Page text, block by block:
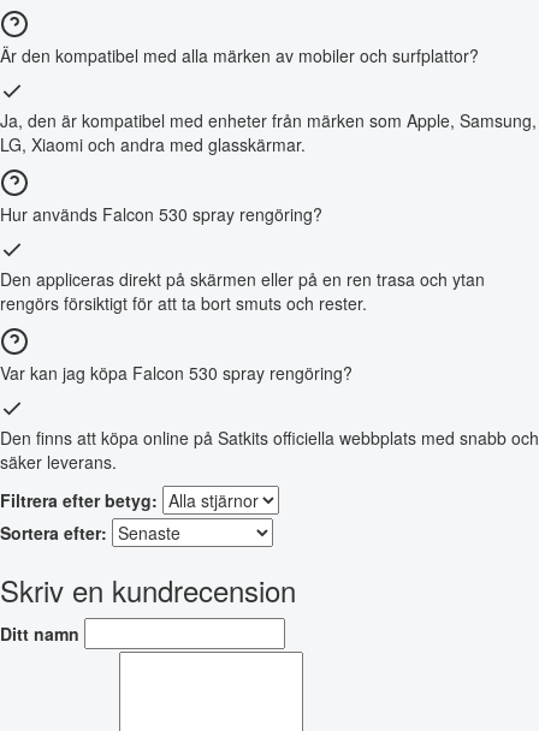
Är den kompatibel med alla märken av mobiler och surfplattor?
Ja, den är kompatibel med enheter från märken som Apple, Samsung,
LG, Xiaomi och andra med glasskärmar.
Hur används Falcon 530 spray rengöring?
Den appliceras direkt på skärmen eller på en ren trasa och ytan
rengörs försiktigt för att ta bort smuts och rester.
Var kan jag köpa Falcon 530 spray rengöring?
Den finns att köpa online på Satkits officiella webbplats med snabb och
säker leverans.
Filtrera efter betyg:
Sortera efter:
Skriv en kundrecension
Ditt namn